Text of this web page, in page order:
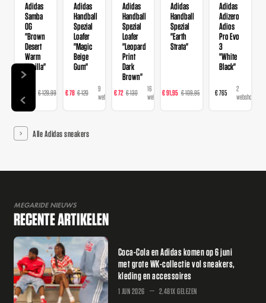
Adidas
Samba
OG
"Brown
Desert
Warm
Vanilla"
€ 129,99
14
webshops
Adidas
Handball
Spezial
Loafer
"Magic
Beige
Gum"
€ 78 € 120
9
webshops
Adidas
Handball
Spezial
Loafer
"Leopard
Print
Dark
Brown"
€ 72 € 130
16
webshops
Adidas
Handball
Spezial
"Earth
Strata"
€ 91,95 € 109,95
webshops
Adidas
Adizero
Adios
Pro Evo
3
"White
Black"
€ 765
2
webshops
Alle Adidas sneakers
MEGARIDE NIEUWS
RECENTE ARTIKELEN
Coca-Cola en Adidas komen op 6 juni
met grote WK-collectie vol sneakers,
kleding en accessoires
1 JUN 2026 2.481X GELEZEN